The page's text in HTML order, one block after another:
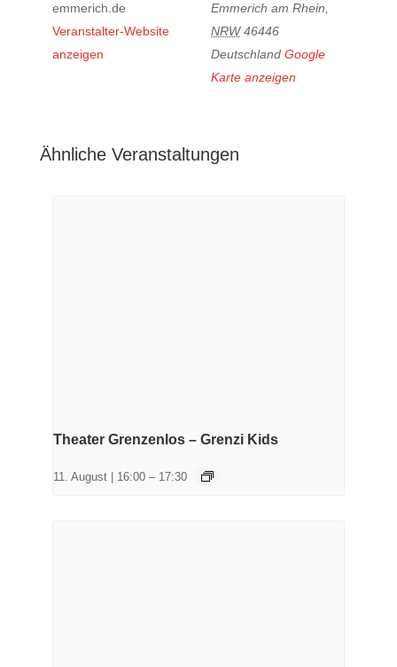
Emmerich am Rhein
NRW 46446
Deutschland Google
Karte anzeigen
emmerich.de
Veranstalter-Website
anzeigen
Ähnliche Veranstaltungen
Theater Grenzenlos – Grenzi Kids
11. August | 16:00 – 17:30